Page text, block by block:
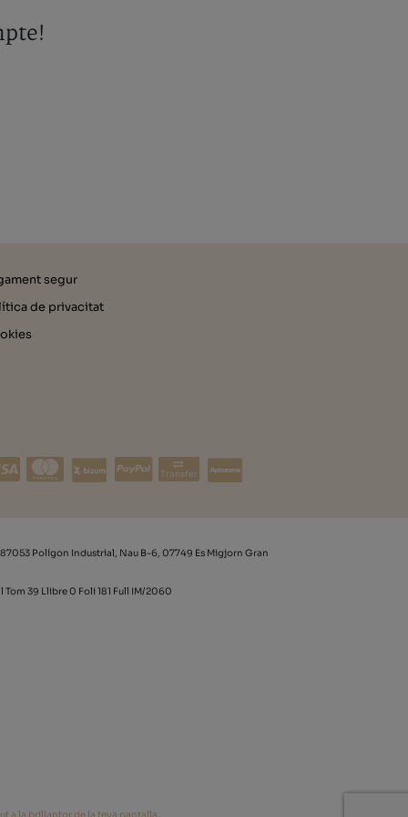
segur
de privacitat
Transfer
Polígon Industrial, Nau B-6, 07749 Es Migjorn Gran
39 Llibre 0 Foli 181 Full IM/2060